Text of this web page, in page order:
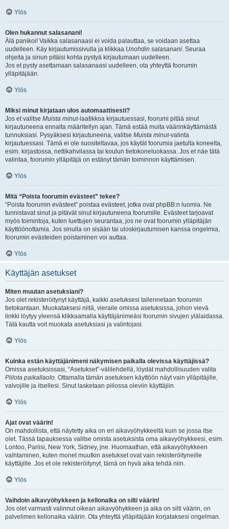
Ylös
Olen hukannut salasanani!
Älä panikoi! Vaikka salasanaasi ei voida palauttaa, se voidaan asettaa
uudelleen. Käy kirjautumissivulla ja klikkaa Unohdin salasanani. Seuraa
ohjeita ja sinun pitäisi kohta pystyä kirjautumaan uudelleen.
Jos et pysty asettamaan salasanaasi uudelleen, ota yhteyttä foorumin
ylläpitäjään.
Ylös
Miksi minut kirjataan ulos automaattisesti?
Jos et valitse Muista minut-laatikkoa kirjautuessasi, foorumi pitää sinut
kirjautuneena ennalta määritellyn ajan. Tämä estää muita väärinkäyttämästä
tunnuksiasi. Pysyäksesi kirjautuneena, valitse Muista minut-valinta
kirjautuessasi. Tämä ei ole suositeltavaa, jos käytät foorumia jaetulta koneelta,
esim. kirjastossa, nettikahvilassa tai koulun tietokoneluokassa. Jos et näe tätä
valintaa, foorumin ylläpitäjä on estänyt tämän toiminnon käyttämisen.
Ylös
Mitä “Poista foorumin evästeet” tekee?
“Poista foorumin evästeet” poistaa evästeet, jotka ovat phpBB:n luomia. Ne
tunnistavat sinut ja pitävät sinut kirjautuneena foorumille. Evästeet tarjoavat
myös toimintoja, kuten luettujen seurantaa, jos ne ovat foorumin ylläpitäjän
käyttöönottamia. Jos sinulla on sisään tai uloskirjautumisen kanssa ongelmia,
foorumin evästeiden poistaminen voi auttaa.
Ylös
Käyttäjän asetukset
Miten muutan asetuksiani?
Jos olet rekisteröitynyt käyttäjä, kaikki asetuksesi tallennetaan foorumin
tietokantaan. Muokataksesi niitä, vieraile omissa asetuksissa, johon vievä
linkki löytyy yleensä klikkaamalla käyttäjänimeäsi foorumin sivujen ylälaidassa.
Tätä kautta voit muokata asetuksiasi ja valintojasi.
Ylös
Kuinka estän käyttäjänimeni näkymisen paikalla olevissa käyttäjissä?
Omissa asetuksissasi, “Asetukset”-välilehdellä, löydät mahdollisuuden valita
Piilota paikallaolo. Ottamalla tämän asetuksen käyttöön näyt vain ylläpitäjille,
valvojille ja itsellesi. Sinut lasketaan piilossa oleviin käyttäjiin.
Ylös
Ajat ovat väärin!
On mahdollista, että näytetty aika on eri aikavyöhykkeeltä kuin se jossa itse
olet. Tässä tapauksessa valitse omista asetuksista oma aikavyöhykkeesi, esim.
Lontoo, Pariisi, New York, Sidney, jne. Huomaathan, että aikavyöhykkeen
vaihtaminen, kuten monet muutkin asetukset ovat vain rekisteröityneille
käyttäjille. Jos et ole rekisteröitynyt, tämä on hyvä aika tehdä niin.
Ylös
Vaihdoin aikavyöhykkeen ja kellonaika on silti väärin!
Jos olet varmasti valinnut oikean aikavyöhykkeen ja aika on silti väärin, on
palvelimen kellonaika väärin. Ota yhteyttä ylläpitäjään korjataksesi ongelman.